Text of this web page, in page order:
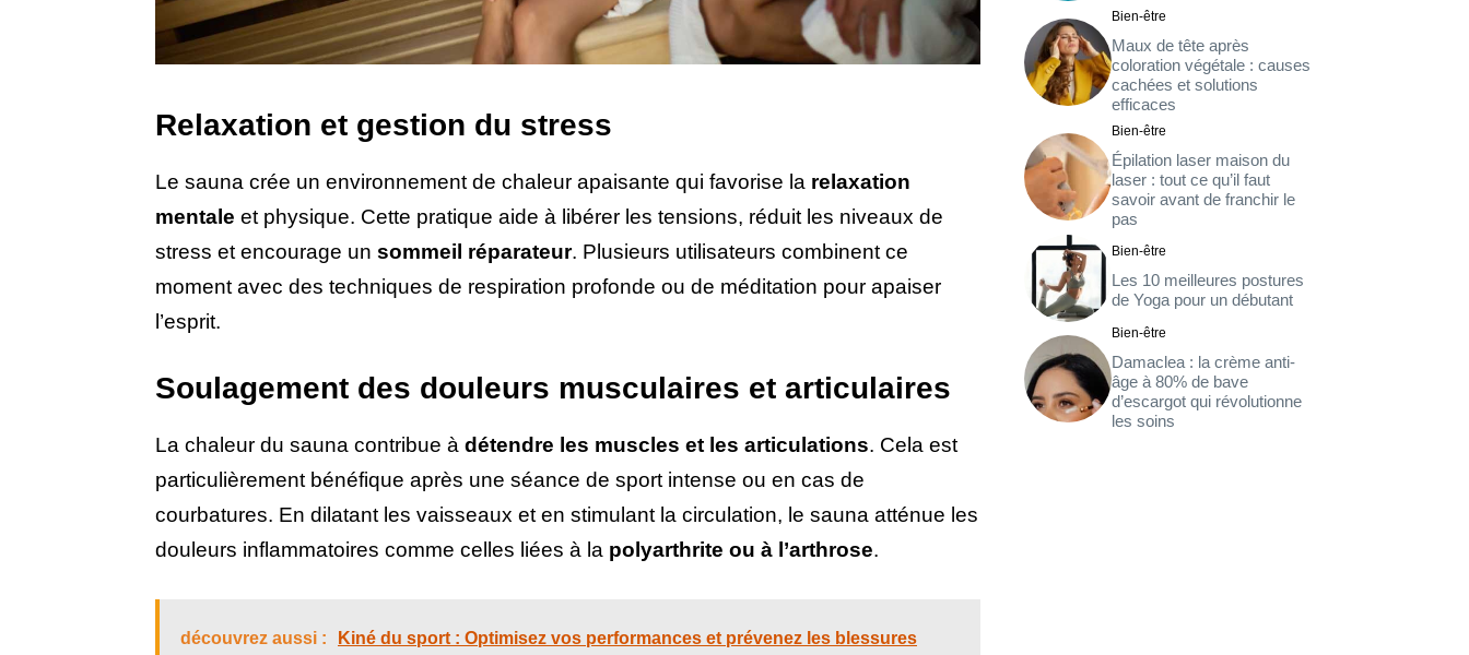
Relaxation et gestion du stress
Le sauna crée un environnement de chaleur apaisante qui favorise la relaxation
mentale et physique. Cette pratique aide à libérer les tensions, réduit les niveaux de
stress et encourage un sommeil réparateur. Plusieurs utilisateurs combinent ce
moment avec des techniques de respiration profonde ou de méditation pour apaiser
l’esprit.
Soulagement des douleurs musculaires et articulaires
La chaleur du sauna contribue à détendre les muscles et les articulations. Cela est
particulièrement bénéfique après une séance de sport intense ou en cas de
courbatures. En dilatant les vaisseaux et en stimulant la circulation, le sauna atténue les
douleurs inflammatoires comme celles liées à la polyarthrite ou à l’arthrose.
découvrez aussi :
Kiné du sport : Optimisez vos performances et prévenez les blessures
Bien-être
Maux de tête après
coloration végétale : causes
cachées et solutions
efficaces
Bien-être
Épilation laser maison du
laser : tout ce qu’il faut
savoir avant de franchir le
pas
Bien-être
Les 10 meilleures postures
de Yoga pour un débutant
Bien-être
Damaclea : la crème anti-
âge à 80% de bave
d’escargot qui révolutionne
les soins